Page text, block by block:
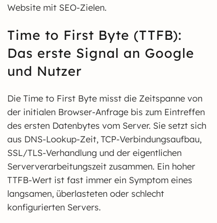
Website mit SEO-Zielen.
Time to First Byte (TTFB):
Das erste Signal an Google
und Nutzer
Die Time to First Byte misst die Zeitspanne von
der initialen Browser-Anfrage bis zum Eintreffen
des ersten Datenbytes vom Server. Sie setzt sich
aus DNS-Lookup-Zeit, TCP-Verbindungsaufbau,
SSL/TLS-Verhandlung und der eigentlichen
Serververarbeitungszeit zusammen. Ein hoher
TTFB-Wert ist fast immer ein Symptom eines
langsamen, überlasteten oder schlecht
konfigurierten Servers.